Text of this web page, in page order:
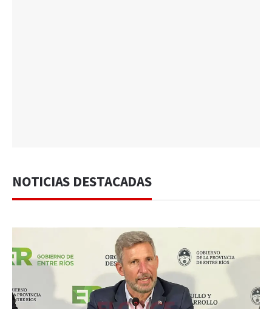
NOTICIAS DESTACADAS